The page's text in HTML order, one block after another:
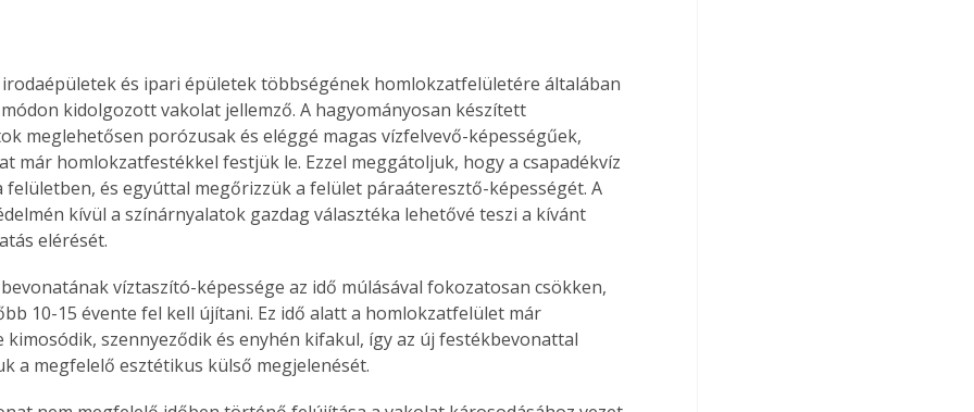
irodaépületek és ipari épületek többségének homlokzatfelületére általában
kidolgozott vakolat jellemző. A hagyományosan készített
meglehetősen porózusak és eléggé magas vízfelvevő-képességűek,
már homlokzatfestékkel festjük le. Ezzel meggátoljuk, hogy a csapadékvíz
felületben, és egyúttal megőrizzük a felület páraáteresztő-képességét. A
kívül a színárnyalatok gazdag választéka lehetővé teszi a kívánt
elérését.
víztaszító-képessége az idő múlásával fokozatosan csökken,
10-15 évente fel kell újítani. Ez idő alatt a homlokzatfelület már
kimosódik, szennyeződik és enyhén kifakul, így az új festékbevonattal
a megfelelő esztétikus külső megjelenését.